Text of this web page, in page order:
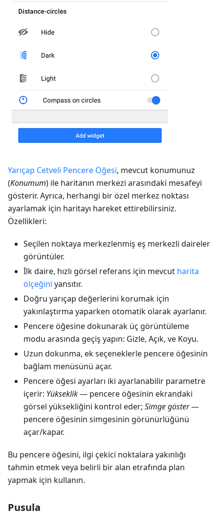
Yarıçap Cetveli Pencere Öğesi, mevcut konumunuz
(Konumum) ile haritanın merkezi arasındaki mesafeyi
gösterir. Ayrıca, herhangi bir özel merkez noktası
ayarlamak için haritayı hareket ettirebilirsiniz.
Özellikleri:
Seçilen noktaya merkezlenmiş eş merkezli daireler
görüntüler.
İlk daire, hızlı görsel referans için mevcut harita
ölçeğini yansıtır.
Doğru yarıçap değerlerini korumak için
yakınlaştırma yaparken otomatik olarak ayarlanır.
Pencere öğesine dokunarak üç görüntüleme
modu arasında geçiş yapın: Gizle, Açık, ve Koyu.
Uzun dokunma, ek seçeneklerle pencere öğesinin
bağlam menüsünü açar.
Pencere öğesi ayarları iki ayarlanabilir parametre
içerir: Yükseklik— pencere öğesinin ekrandaki
görsel yüksekliğini kontrol eder; Simge göster—
pencere öğesinin simgesinin görünürlüğünü
açar/kapar.
Bu pencere öğesini, ilgi çekici noktalara yakınlığı
tahmin etmek veya belirli bir alan etrafında plan
yapmak için kullanın.
Pusula